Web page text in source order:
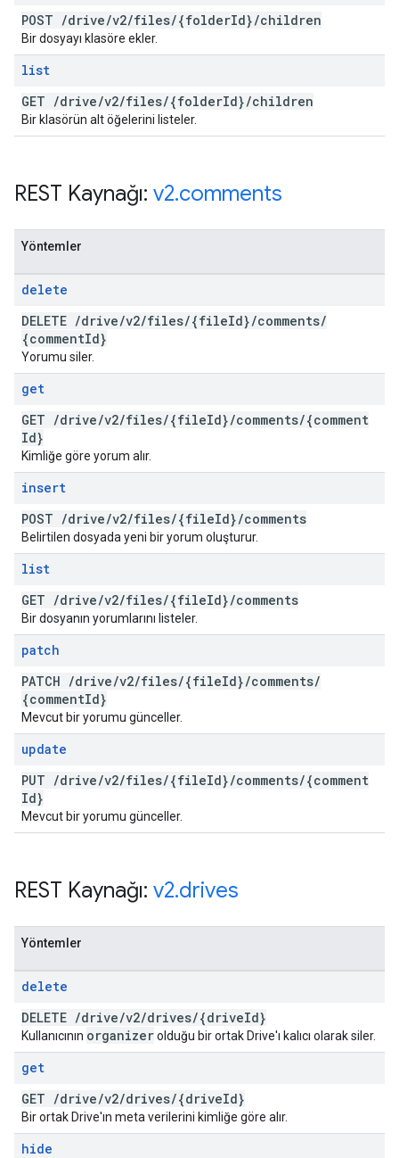
POST /drive/v2/files/{folderId}/children
Bir dosyayı klasöre ekler.
list
GET /drive/v2/files/{folderId}/children
Bir klasörün alt öğelerini listeler.
REST Kaynağı: v2.comments
Yöntemler
delete
DELETE /drive/v2/files/{fileId}/comments/
{commentId}
Yorumu siler.
get
GET /drive/v2/files/{fileId}/comments/{comment
Id}
Kimliğe göre yorum alır.
insert
POST /drive/v2/files/{fileId}/comments
Belirtilen dosyada yeni bir yorum oluşturur.
list
GET /drive/v2/files/{fileId}/comments
Bir dosyanın yorumlarını listeler.
patch
PATCH /drive/v2/files/{fileId}/comments/
{commentId}
Mevcut bir yorumu günceller.
update
PUT /drive/v2/files/{fileId}/comments/{comment
Id}
Mevcut bir yorumu günceller.
REST Kaynağı: v2.drives
Yöntemler
delete
DELETE /drive/v2/drives/{driveId}
Kullanıcının organizerolduğu bir ortak Drive'ı kalıcı olarak siler.
get
GET /drive/v2/drives/{driveId}
Bir ortak Drive'ın meta verilerini kimliğe göre alır.
hide